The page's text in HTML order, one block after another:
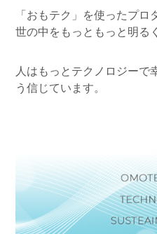
「おもテク」を使ったプロ
世の中をもっともっと明る
人はもっとテクノロジーで
う信じています。